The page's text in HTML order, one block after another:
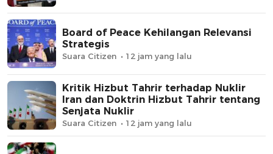
Board of Peace Kehilangan Relevansi
Strategis
Suara Citizen 12 jam yang lalu
Kritik Hizbut Tahrir terhadap Nuklir
Iran dan Doktrin Hizbut Tahrir tentang
Senjata Nuklir
Suara Citizen 12 jam yang lalu